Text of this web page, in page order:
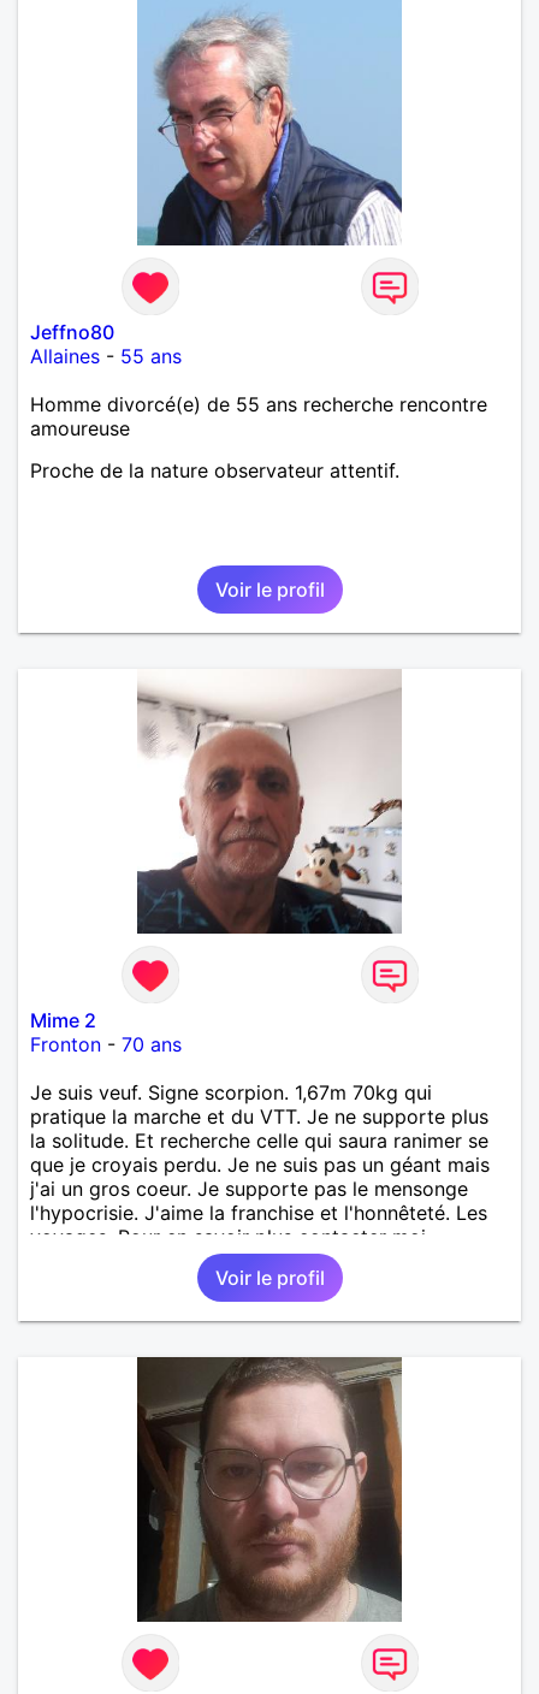
Jeffno80
Allaines - 55 ans
Homme divorcé(e) de 55 ans recherche rencontre
amoureuse
Proche de la nature observateur attentif.
Voir le profil
Mime 2
Fronton - 70 ans
Je suis veuf. Signe scorpion. 1,67m 70kg qui
pratique la marche et du VTT. Je ne supporte plus
la solitude. Et recherche celle qui saura ranimer se
que je croyais perdu. Je ne suis pas un géant mais
j'ai un gros coeur. Je supporte pas le mensonge
l'hypocrisie. J'aime la franchise et l'honnêteté. Les
voyages. Pour en savoir plus contacter moi.
Voir le profil